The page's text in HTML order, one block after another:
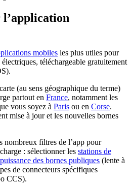
mobiles les plus utiles pour
téléchargeable gratuitement
(au sens géographique du terme)
partout en France, notamment les
vous soyez à Paris ou en Corse.
mise à jour et les nouvelles bornes
nombreux filtres de l’app pour
: sélectionner les stations de
puissance des bornes publiques (lente à
de connecteurs spécifiques
CCS).